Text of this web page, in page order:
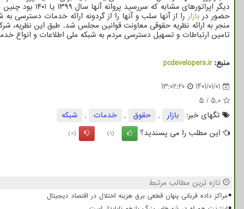
دیگر
حضور در بازار را از آنها سلب و آنها را از گردونه ارائه خدمات دسترسی
تامین ارتباطات و تسهیل دسترسی مردم به شبکه ملی اطلاعات و انواع
منبع:pcdevelopers.ir
1401/01/01
13:02:20
5.0
/
5
تگهای خبر:
بازار , حقوق , خدمات ,
شبكه
این مطلب را می پسندید؟
(1)
(0)
تازه ترین مطالب مرتبط
مراکز داده قربانی پنهان قطعی برق هزینه اختلال در اقتصاد دیجیتال